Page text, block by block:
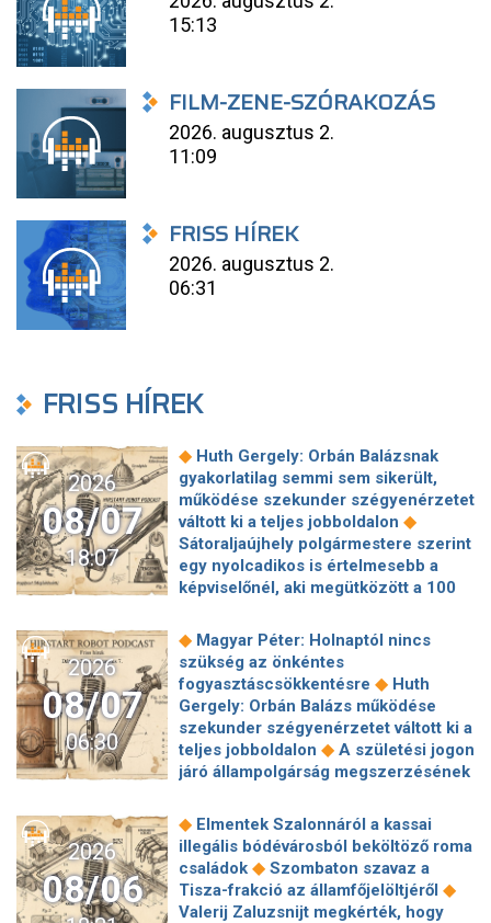
15:13
FILM-ZENE-SZÓRAKOZÁS
2026. augusztus 2.
11:09
FRISS HÍREK
2026. augusztus 2.
06:31
FRISS HÍREK
2026
08/07
18:07
◆ Huth Gergely: Orbán Balázsnak
gyakorlatilag semmi sem sikerült,
működése szekunder szégyenérzetet
váltott ki a teljes jobboldalon ◆
Sátoraljaújhely polgármestere szerint
egy nyolcadikos is értelmesebb a
képviselőnél, aki megütközött a 100
hírszerzés szerint Putyin pár éven
belül megtámadhat egy NATO-
tagállamot ◆ Vitézy Dávid
elmagyarázta, miért Mészárosék
cége nyerte a közbeszerzést
sínhegesztésre◆ Nagy cégek
segítségét kéri Szolnok
polgármestere a 400 kirúgott
mozgolódás a Legfőbb Ügyészségen,
többen kerülnek új pozícióba◆Tarr
Zoltán: Zajlik a közmédia átvilágítása
◆Gajdos László szerint butaság,
hogy a Mol volt jogászára bízták a
2026
08/07
06:30
◆ Magyar Péter: Holnaptól nincs
szükség az önkéntes
fogyasztáscsökkentésre ◆ Huth
Gergely: Orbán Balázs működése
szekunder szégyenérzetet váltott ki a
teljes jobboldalon ◆ A születési jogon
járó állampolgárság megszerzésének
Donald Trump
◆ „Kevésen múlt a
katasztrófa” – szintet léphetett az
orosz hibrid hadviselés ◆
Ákos: Vagyonkezelés közérdekből: mi
jön a kekvák után? ◆ Térképen, ahogy
2026
08/06
◆ Elmentek Szalonnáról a kassai
illegális bódévárosból beköltöző roma
családok ◆ Szombaton szavaz a
Tisza-frakció az államfőjelöltjéről ◆
Valerij Zaluzsnijt megkérték, hogy